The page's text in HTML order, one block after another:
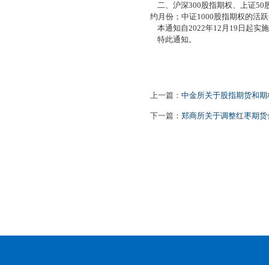
二、沪深300股指期权、上证50
约月份；中证1000股指期权的活
本通知自2022年12月19日起实
特此通知。
上一篇： 中金所关于股指期货和
下一篇： 郑商所关于调整红枣期